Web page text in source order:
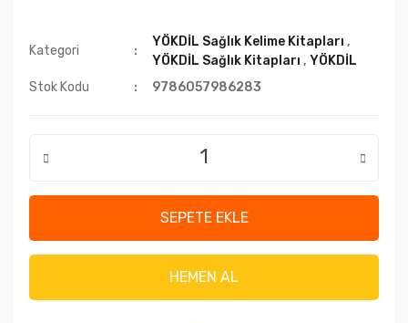
Kategori
YÖKDİL Sağlık Kelime Kitapları ,
YÖKDİL Sağlık Kitapları ,YÖKDİL
Stok Kodu
9786057986283
SEPETE EKLE
HEMEN AL